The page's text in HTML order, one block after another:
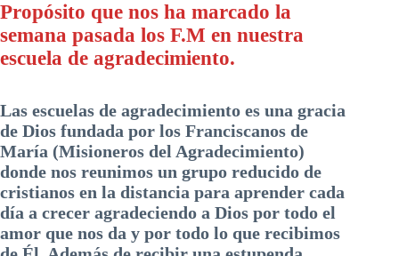
Propósito que nos ha marcado la
semana pasada los F.M en nuestra
escuela de agradecimiento.
Las escuelas de agradecimiento es una gracia
de Dios fundada por los Franciscanos de
María (Misioneros del Agradecimiento)
donde nos reunimos un grupo reducido de
cristianos en la distancia para aprender cada
día a crecer agradeciendo a Dios por todo el
amor que nos da y por todo lo que recibimos